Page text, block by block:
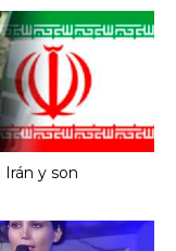
Irán y son